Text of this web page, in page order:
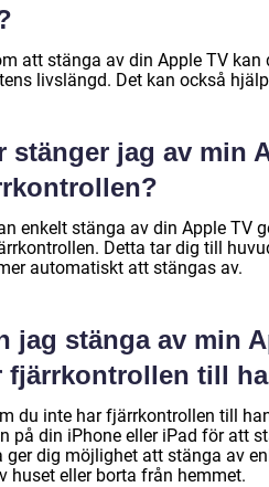
att stänga av din Apple TV
livslängd. Det kan också
stänger jag av min
enkelt stänga av din Apple TV
Detta tar dig till
automatiskt att stängas av.
jag stänga av min
fjärrkontrollen till
du inte har fjärrkontrollen till
på din iPhone eller iPad för att
ger dig möjlighet att stänga av
huset eller borta från hemmet.